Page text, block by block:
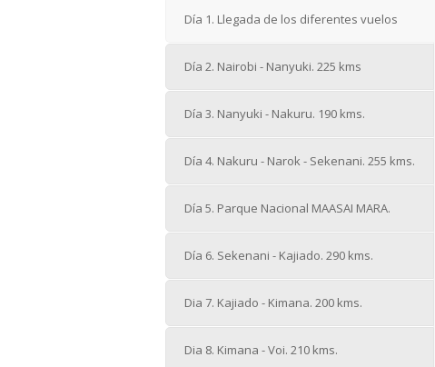
Día 1. Llegada de los diferentes vuelos
Día 2. Nairobi - Nanyuki. 225 kms
Día 3. Nanyuki - Nakuru. 190 kms.
Día 4. Nakuru - Narok - Sekenani. 255 kms.
Día 5. Parque Nacional MAASAI MARA.
Día 6. Sekenani - Kajiado. 290 kms.
Dia 7. Kajiado - Kimana. 200 kms.
Dia 8. Kimana - Voi. 210 kms.